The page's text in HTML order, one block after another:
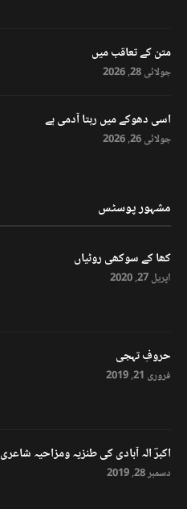
متن کے تعاقب میں
جولائی 28, 2026
اسی دھوکے میں رہتا آدمی ہے
جولائی 26, 2026
مشہور پوسٹس
کھا کے سوکھی روٹیاں
اپریل 27, 2020
حروفِ تہجی
فروری 21, 2019
اکبرؔ الہ آبادی کی طنزیہ ومزاحیہ شاعری
دسمبر 28, 2019